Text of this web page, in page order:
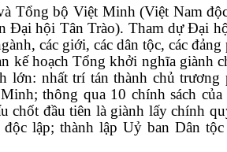
Tổng bộ Việt Minh (Việt Nam
Đại hội Tân Trào). Tham dự Đại
các giới, các dân tộc, các đảng
kế hoạch Tổng khởi nghĩa giành
lớn: nhất trí tán thành chủ trương
thông qua 10 chính sách của
chốt đầu tiên là giành lấy chính
lập; thành lập Uỷ ban Dân